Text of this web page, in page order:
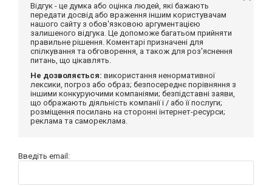
Відгук - це думка або оцінка людей, які бажають
передати досвід або враження іншим користувачам
нашого сайту з обов'язковою аргументацією
залишеного відгука. Це допоможе багатьом прийняти
правильне рішення. Коментарі призначені для
спілкування та обговорення, а також для роз'яснення
питань, що цікавлять.
Не дозволяється: використання ненормативної
лексики, погроз або образ; безпосереднє порівняння з
іншими конкуруючими компаніями; безпідставні заяви,
що ображають діяльність компанії і / або її послуги;
розміщення посилань на сторонні інтернет-ресурси;
реклама та самореклама.
Введіть email: